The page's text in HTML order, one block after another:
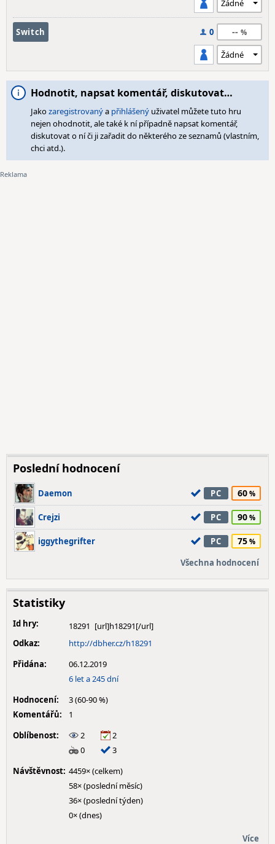
Switch 0 --
Hodnotit, napsat komentář, diskutovat…
Jakozaregistrovanýa přihlášený uživatel můžete tuto hru
nejen ohodnotit, ale také k ní případně napsat komentář,
diskutovat o ní či ji zařadit do některého ze seznamů (vlastním,
chci atd.).
Poslední hodnocení
Daemon PC 60
Crejzi PC 90
iggythegrifter PC 75
Všechna hodnocení
Statistiky
Id hry:
18291
Odkaz:
http://dbher.cz/h18291
Přidána:
06.12.2019
6 let a 245 dní
Hodnocení:
3 (60-90 %)
Komentářů:
1
Oblíbenost:
2
2
0
3
Návštěvnost: 4459× (celkem)
58× (poslední měsíc)
36× (poslední týden)
0× (dnes)
Více